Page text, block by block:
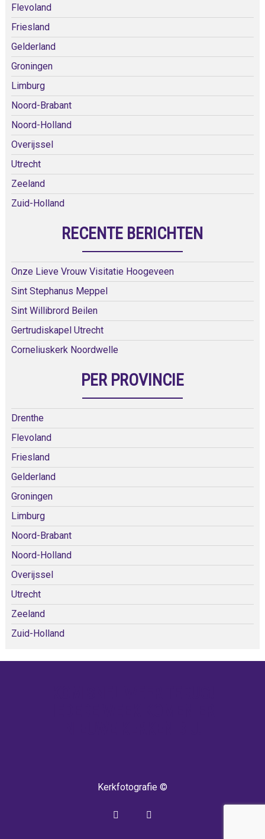
Flevoland
Friesland
Gelderland
Groningen
Limburg
Noord-Brabant
Noord-Holland
Overijssel
Utrecht
Zeeland
Zuid-Holland
RECENTE BERICHTEN
Onze Lieve Vrouw Visitatie Hoogeveen
Sint Stephanus Meppel
Sint Willibrord Beilen
Gertrudiskapel Utrecht
Corneliuskerk Noordwelle
PER PROVINCIE
Drenthe
Flevoland
Friesland
Gelderland
Groningen
Limburg
Noord-Brabant
Noord-Holland
Overijssel
Utrecht
Zeeland
Zuid-Holland
Kerkfotografie ©